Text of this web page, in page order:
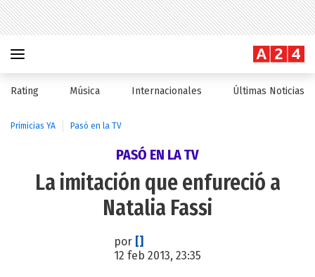
Rating Música Internacionales Últimas Noticias
Primicias YA Pasó en la TV
PASÓ EN LA TV
La imitación que enfureció a
Natalia Fassi
por []
12 feb 2013, 23:35